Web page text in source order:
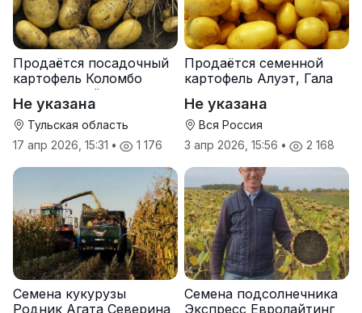
Продаётся посадочный
картофель Коломбо
оптом от трёх тонн
Не указана
Тульская область
17 апр 2026, 15:31 • 1 176
Продаётся семенной
картофель Алуэт, Гала
Не указана
Вся Россия
3 апр 2026, 15:56 • 2 168
Семена кукурузы
Родник Агата Северина
Семена подсолнечника
Экспресс Евролайтинг